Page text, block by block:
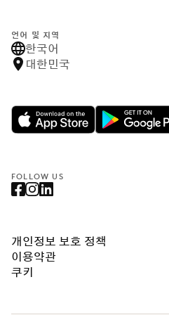
언어 및 지역
한국어
대한민국
FOLLOW US
개인정보 보호 정책
이용약관
쿠키